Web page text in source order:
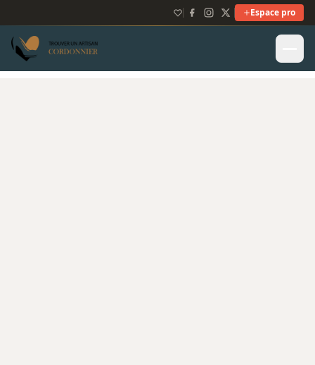
Espace pro